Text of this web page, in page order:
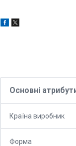
Основні
Країна виробник
Форма